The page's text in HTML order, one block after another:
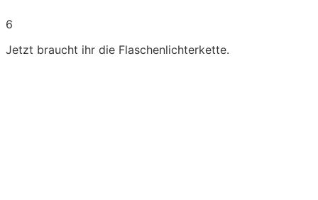
6
Jetzt braucht ihr die Flaschenlichterkette.